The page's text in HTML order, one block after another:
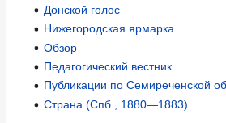
Донской голос
Нижегородская ярмарка
Обзор
Педагогический вестник
Публикации по Семиреченской
Страна (Спб., 1880—1883)